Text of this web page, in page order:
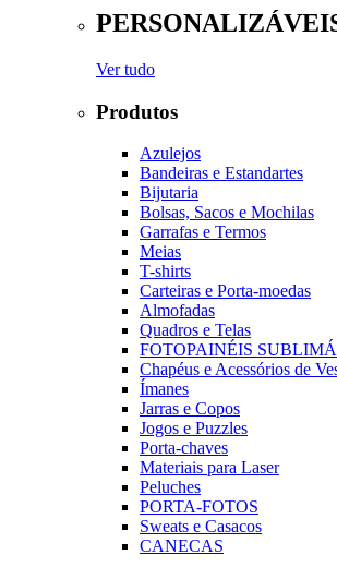
Ver tudo
Produtos
Azulejos
Bandeiras e Estandartes
Bijutaria
Bolsas, Sacos e Mochilas
Garrafas e Termos
Meias
T-shirts
Carteiras e Porta-moedas
Almofadas
Quadros e Telas
FOTOPAINÉIS
Chapéus e Acessórios de
Ímanes
Jarras e Copos
Jogos e Puzzles
Porta-chaves
Materiais para Laser
Peluches
PORTA-FOTOS
Sweats e Casacos
CANECAS